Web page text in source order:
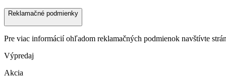
Reklamačné podmienky
Pre viac informácií ohľadom reklamačných podmienok navštívte
Výpredaj
Akcia